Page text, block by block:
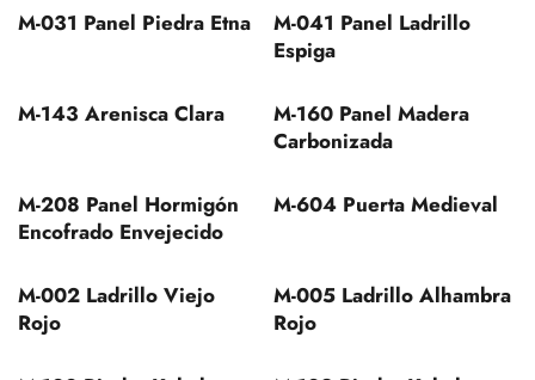
M-031 Panel Piedra Etna
M-041 Panel Ladrillo
Espiga
M-143 Arenisca Clara
M-160 Panel Madera
Carbonizada
M-208 Panel Hormigón
Encofrado Envejecido
M-604 Puerta Medieval
M-002 Ladrillo Viejo
Rojo
M-005 Ladrillo Alhambra
Rojo